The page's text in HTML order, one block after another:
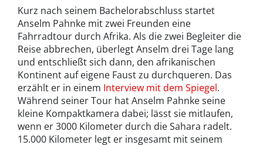
Kurz nach seinem Bachelorabschluss startet
Anselm Pahnke mit zwei Freunden eine
Fahrradtour durch Afrika. Als die zwei Begleiter die
Reise abbrechen, überlegt Anselm drei Tage lang
und entschließt sich dann, den afrikanischen
Kontinent auf eigene Faust zu durchqueren. Das
erzählt er in einem Interview mit dem Spiegel.
Während seiner Tour hat Anselm Pahnke seine
kleine Kompaktkamera dabei; lässt sie mitlaufen,
wenn er 3000 Kilometer durch die Sahara radelt.
15.000 Kilometer legt er insgesamt mit seinem